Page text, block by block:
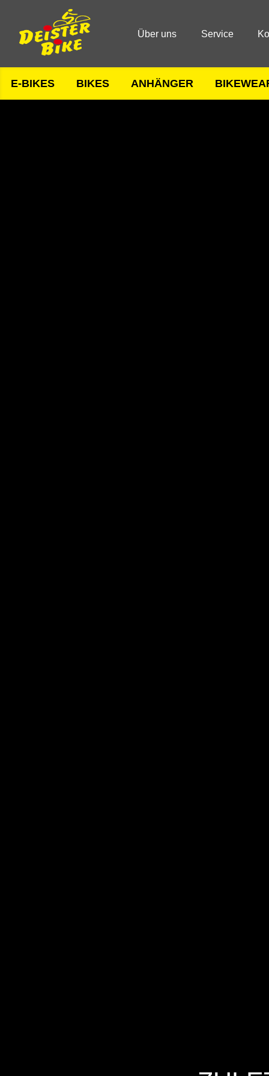
Über uns Service
E-BIKES BIKES ANHÄNGER